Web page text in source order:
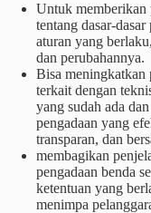
Untuk memberikan
tentang dasar-
aturan yang
dan perubahannya.
Bisa meningkatkan
terkait dengan
yang sudah ada
pengadaan yang
transparan, dan
membagikan
pengadaan benda
ketentuan yang
menimpa